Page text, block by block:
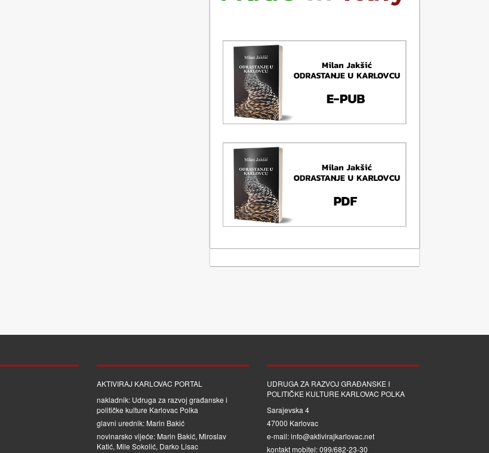
AKTIVIRAJ KARLOVAC PORTAL
nakladnik: Udruga za razvoj građanske i
političke kulture Karlovac Polka
glavni urednik: Marin Bakić
novinarsko vijeće: Marin Bakić, Miroslav
Katić, Mile Sokolić, Darko Lisac
UDRUGA ZA RAZVOJ GRAĐANSKE I
POLITIČKE KULTURE KARLOVAC POLKA
Sarajevska 4
47000 Karlovac
e-mail: info@aktivirajkarlovac.net
kontakt mobitel: 099/682-23-30